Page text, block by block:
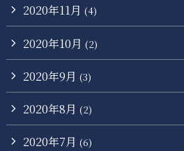
2020年11月 (4)
2020年10月 (2)
2020年9月 (3)
2020年8月 (2)
2020年7月 (6)